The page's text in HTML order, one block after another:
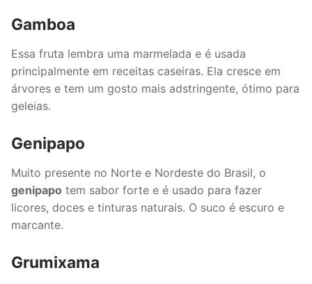
Gamboa
Essa fruta lembra uma marmelada e é usada
principalmente em receitas caseiras. Ela cresce em
árvores e tem um gosto mais adstringente, ótimo para
geleias.
Genipapo
Muito presente no Norte e Nordeste do Brasil, o
genipapo tem sabor forte e é usado para fazer
licores, doces e tinturas naturais. O suco é escuro e
marcante.
Grumixama